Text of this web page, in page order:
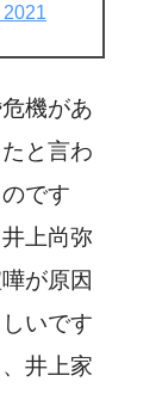
機があ
と言わ
です
上尚弥
が原因
いです
井上家